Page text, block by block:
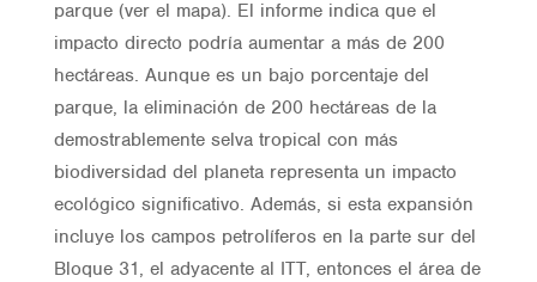
parque (ver el mapa). El informe indica que el
impacto directo podría aumentar a más de 200
hectáreas. Aunque es un bajo porcentaje del
parque, la eliminación de 200 hectáreas de la
demostrablemente selva tropical con más
biodiversidad del planeta representa un impacto
ecológico significativo. Además, si esta expansión
incluye los campos petrolíferos en la parte sur del
Bloque 31, el adyacente al ITT, entonces el área de